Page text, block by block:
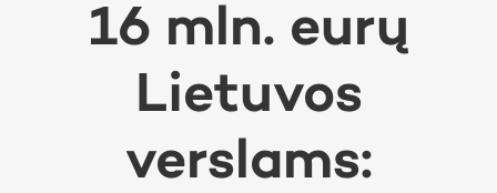
16 mln. eurų
Lietuvos
verslams: